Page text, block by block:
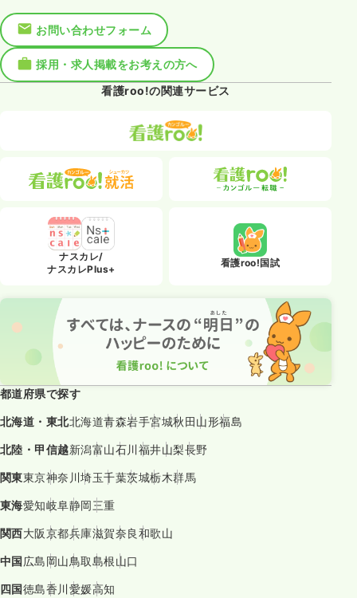
お問い合わせフォーム
採用・求人掲載をお考えの方へ
看護roo!の関連サービス
ナスカレ/
ナスカレPlus+
看護roo!国試
都道府県で探す
北海道・東北北海道青森岩手宮城秋田 山形福島
北陸・甲信越新潟富山石川 福井山梨長野
関東東京神奈川埼玉千葉茨城栃木群馬
東海愛知岐阜静岡三重
関西大阪京都兵庫滋賀奈良和歌山
中国 広島 岡山鳥取島根山口
四国徳島香川 愛媛高知